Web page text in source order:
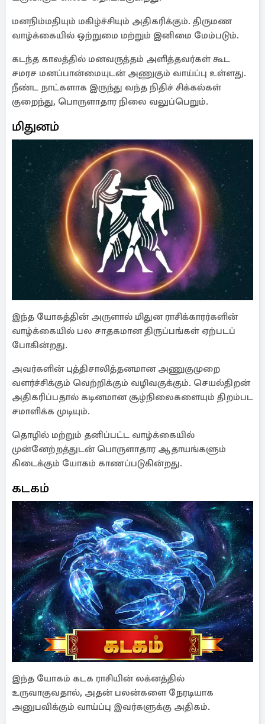
மனநிம்மதியும் மகிழ்ச்சியும் அதிகரிக்கும். திருமண
வாழ்க்கையில் ஒற்றுமை மற்றும் இனிமை மேம்படும்.
கடந்த காலத்தில் மனவருத்தம் அளித்தவர்கள் கூட
சமரச மனப்பான்மையுடன் அணுகும் வாய்ப்பு உள்ளது.
நீண்ட நாட்களாக இருந்து வந்த நிதிச் சிக்கல்கள்
குறைந்து, பொருளாதார நிலை வலுப்பெறும்.
மிதுனம்
இந்த யோகத்தின் அருளால் மிதுன ராசிக்காரர்களின்
வாழ்க்கையில் பல சாதகமான திருப்பங்கள் ஏற்படப்
போகின்றது.
அவர்களின் புத்திசாலித்தனமான அணுகுமுறை
வளர்ச்சிக்கும் வெற்றிக்கும் வழிவகுக்கும். செயல்திறன்
அதிகரிப்பதால் கடினமான சூழ்நிலைகளையும் திறம்பட
சமாளிக்க முடியும்.
தொழில் மற்றும் தனிப்பட்ட வாழ்க்கையில்
முன்னேற்றத்துடன் பொருளாதார ஆதாயங்களும்
கிடைக்கும் யோகம் காணப்படுகின்றது.
கடகம்
இந்த யோகம் கடக ராசியின் லக்னத்தில்
உருவாகுவதால், அதன் பலன்களை நேரடியாக
அனுபவிக்கும் வாய்ப்பு இவர்களுக்கு அதிகம்.